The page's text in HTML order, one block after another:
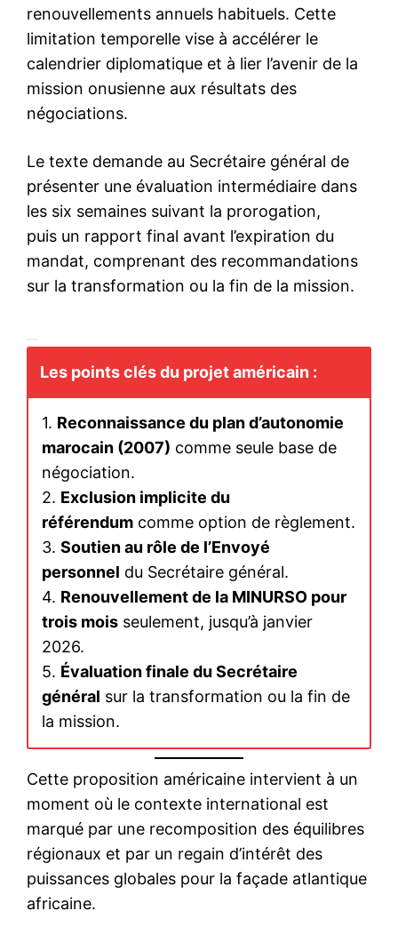
renouvellements annuels habituels. Cette
limitation temporelle vise à accélérer le
calendrier diplomatique et à lier l’avenir de la
mission onusienne aux résultats des
négociations.
Le texte demande au Secrétaire général de
présenter une évaluation intermédiaire dans
les six semaines suivant la prorogation,
puis un rapport final avant l’expiration du
mandat, comprenant des recommandations
sur la transformation ou la fin de la mission.
Les points clés du projet américain :
1. Reconnaissance du plan d’autonomie
marocain (2007) comme seule base de
négociation.
2. Exclusion implicite du
référendum comme option de règlement.
3. Soutien au rôle de l’Envoyé
personnel du Secrétaire général.
4. Renouvellement de la MINURSO pour
trois mois seulement, jusqu’à janvier
2026.
5. Évaluation finale du Secrétaire
général sur la transformation ou la fin de
la mission.
Cette proposition américaine intervient à un
moment où le contexte international est
marqué par une recomposition des équilibres
régionaux et par un regain d’intérêt des
puissances globales pour la façade atlantique
africaine.